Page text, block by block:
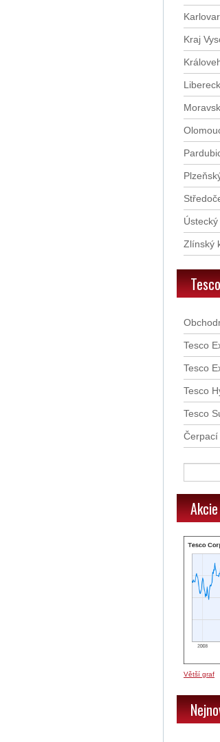
Kraj
Zlínský
Tesco
Tesco
Tesco
Tesco
Čerpací
Větší graf